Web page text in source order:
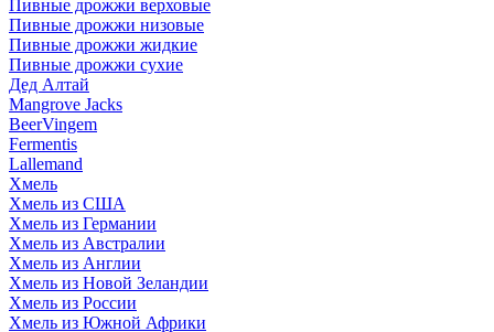
Пивные дрожжи верховые
Пивные дрожжи низовые
Пивные дрожжи жидкие
Пивные дрожжи сухие
Дед Алтай
Mangrove Jacks
BeerVingem
Fermentis
Lallemand
Хмель
Хмель из США
Хмель из Германии
Хмель из Австралии
Хмель из Англии
Хмель из Новой Зеландии
Хмель из России
Хмель из Южной Африки